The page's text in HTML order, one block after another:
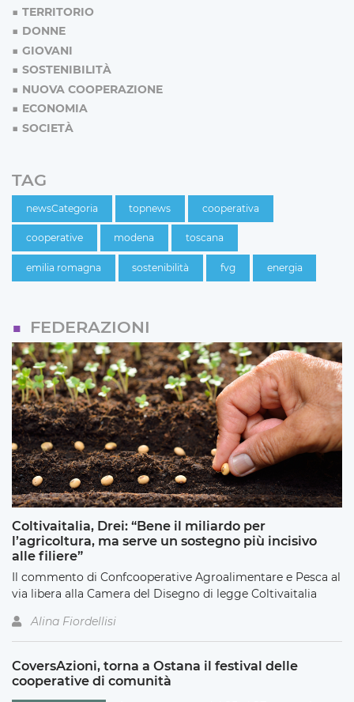
TERRITORIO
DONNE
GIOVANI
SOSTENIBILITÀ
NUOVA COOPERAZIONE
ECONOMIA
SOCIETÀ
TAG
newsCategoria topnews cooperativa
cooperative modena toscana
emilia romagna sostenibilità fvg energia
FEDERAZIONI
Coltivaitalia, Drei: “Bene il miliardo per
l’agricoltura, ma serve un sostegno più incisivo
alle filiere”
Il commento di Confcooperative Agroalimentare e Pesca al
via libera alla Camera del Disegno di legge Coltivaitalia
Alina Fiordellisi
CoversAzioni, torna a Ostana il festival delle
cooperative di comunità